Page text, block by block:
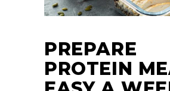
PREPARE
PROTEIN